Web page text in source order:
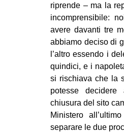
riprende – ma la
incomprensibile:
avere davanti tre
abbiamo deciso di
l’altro essendo i
quindici, e i
si rischiava che la
potesse
chiusura del sito
Ministero
separare le due